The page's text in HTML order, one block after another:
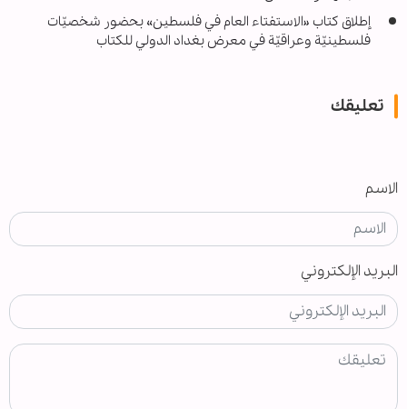
إطلاق كتاب «الاستفتاء العام في فلسطين» بحضور شخصيّات
فلسطينيّة وعراقيّة في معرض بغداد الدولي للكتاب
تعليقك
الاسم
البريد الإلكتروني